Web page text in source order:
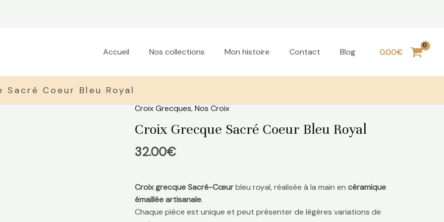
Accueil Nos collections Mon histoire Contact Blog 0.00€
Sacré Coeur Bleu Royal
Croix Grecques,Nos Croix
Croix Grecque Sacré Coeur Bleu Royal
32.00€
Croix grecque Sacré-Cœurbleu royal, réalisée à la main en céramique
émaillée artisanale.
Chaque pièce est unique et peut présenter de légères variations de
quantité
de
Croix
Grecque
Bleu
Royal